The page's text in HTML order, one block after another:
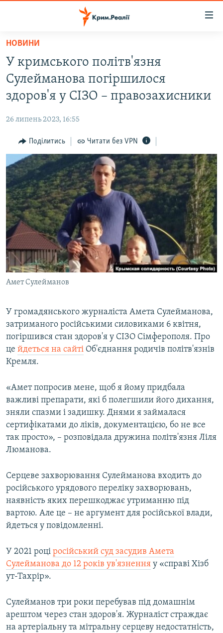
Перейти
основного
матеріалу
Перейти
до
основної
Перейти
до
пошуку
ВОДА.КРИМ
ВІДЕО ТА ФОТО
БЛОГИ
ПОГЛЯД
ІНТЕРВ'Ю
ВСЕ ЗА ДЕНЬ
СПЕЦПРОЕКТИ
ДЕПОРТАЦІЯ
ВІДЕОУРОКИ «ELIFBE»
СВІДЧЕННЯ ОКУПАЦІЇ
УКРАЇНСЬКА ПРОБЛЕМА КРИМУ
ІНФОГРАФІКА
ЯК ОБІЙТИ БЛОКУВАННЯ
Русский
Qırımtatar
ДОЛУЧАЙСЯ!
Усі сайти RFE/RL
НОВИНИ
У кримського політв'язня
Сулейманова погіршилося
здоров'я у СІЗО – правозахисники
26 липень 2023, 16:55
Поділитись Читати без VPN
Амет Сулейманов
У громадянського журналіста Амета Сулейманова,
затриманого російськими силовиками 6 квітня,
погіршився стан здоров'я у СІЗО Сімферополя. Про
це йдеться на сайті Об'єднання родичів політв'язнів
Кремля.
«Амет попросив мене, щоб я йому придбала
важливі препарати, які б полегшили його дихання,
зняли спазми і задишку. Днями я займалася
сертифікатами до ліків, документацією, бо не все
так просто», – розповідала дружина політв'язня Ліля
Люманова.
Серцеве захворювання Сулейманова входить до
російського урядового переліку захворювань,
наявність яких перешкоджає утриманню під
вартою. Але це – не аргумент для російської влади,
йдеться у повідомленні.
У 2021 році російський суд засудив Амета
Сулейманова до 12 років ув'язнення у «справі Хізб
ут-Тахрір».
Сулейманов три роки перебував під домашнім
арештом через стан здоров'я. Журналіст страждає
на артеріальну та мітральну серцеву недостатність,